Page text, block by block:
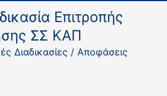
Επιτροπής
ΣΣ ΚΑΠ
Διαδικασίες / Αποφάσεις